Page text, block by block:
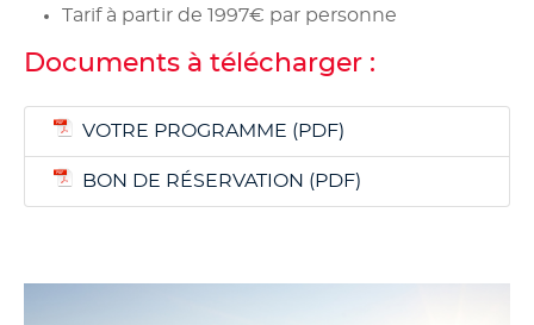
Tarif à partir de 1997€ par personne
Documents à télécharger :
VOTRE PROGRAMME
BON DE RÉSERVATION